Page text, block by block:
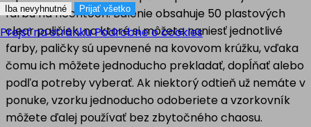
farbu na nechtoch. Balenie obsahuje 50 plastových
clear paličiek, na ktoré si môžete naniesť jednotlivé
farby, paličky sú upevnené na kovovom krúžku, vďaka
čomu ich môžete jednoducho prekladať, dopĺňať alebo
podľa potreby vyberať. Ak niektorý odtieň už nemáte v
ponuke, vzorku jednoducho odoberiete a vzorkovník
môžete ďalej používať bez zbytočného chaosu.
Iba nevyhnutné Prijať všetko
Prejsť na stránku Podrobne o cookies